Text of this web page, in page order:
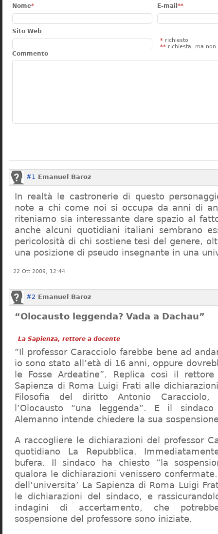
Nome* E-mail **
Sito Web
* richiesto
** richiesta, ma non
Commento
#1 Emanuel Baroz
In realtà le castronerie di questo
note a chi come noi si occupa da anni di
riteniamo sia interessante dare spazio al fatto
anche alcuni quotidiani italiani sembrano
pericolosità di chi sostiene tesi del genere,
una posizione di pseudo insegnante in una
22 Ott 2009, 12:44
#2 Emanuel Baroz
“Olocausto leggenda? Vada a Dachau”
La Sapienza, rettore a docente
“Il professor Caracciolo farebbe bene ad
io sono stato all’età di 16 anni, oppure
le Fosse Ardeatine”. Replica così il rettore
Sapienza di Roma Luigi Frati alle
Filosofia del diritto Antonio
l’Olocausto “una leggenda”. E il
Alemanno intende chiedere la sua
A raccogliere le dichiarazioni del professor
quotidiano La Repubblica.
bufera. Il sindaco ha chiesto “la
qualora le dichiarazioni venissero
dell’universita’ La Sapienza di Roma Luigi
le dichiarazioni del sindaco, e
indagini di accertamento, che
sospensione del professore sono iniziate.